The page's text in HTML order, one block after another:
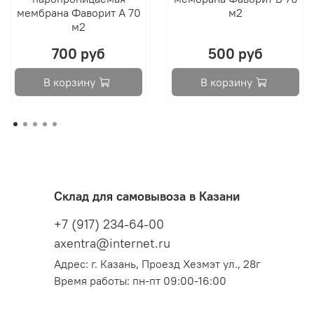
коррозии элементов конструкции
снижает потери тепла за счет создания
дополнительного изолирующего экрана
2. гидроизоляция:
из внешней среды
в цементных стяжках полностью
нижлежащие конструкции, способствуя
набору бетоном необходимых прочностных
характеристик
Область применения:
мембрана Фаворит А 70
м2
700 руб
В корзину
м2
500 руб
В корзину
Склад для самовывоза в Казани
+7 (917) 234-64-00
axentra@internet.ru
Адрес: г. Казань, Проезд Хезмэт ул., 28г
Время работы: пн-пт 09:00-16:00